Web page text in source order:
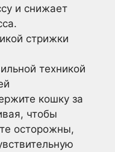
и снижает
стрижки
техникой
кошку за
чтобы
осторожны,